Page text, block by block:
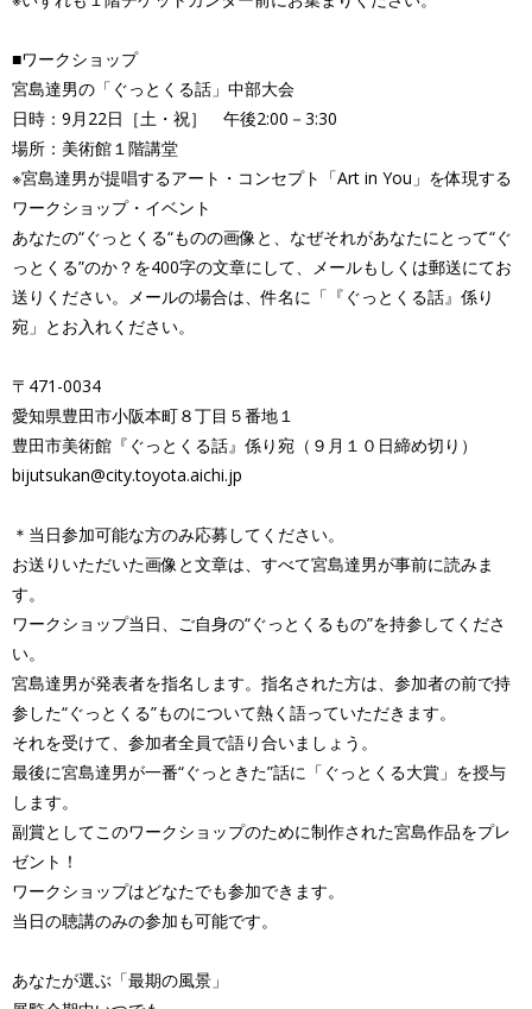
■ワークショップ
宮島達男の「ぐっとくる話」中部大会
日時：9月22日［土・祝］ 午後2:00－3:30
場所：美術館１階講堂
※宮島達男が提唱するアート・コンセプト「Art in You」を体現する
ワークショップ・イベント
あなたの“ぐっとくる“ものの画像と、なぜそれがあなたにとって“ぐ
っとくる”のか？を400字の文章にして、メールもしくは郵送にてお
送りください。メールの場合は、件名に「『ぐっとくる話』係り
宛」とお入れください。
〒471-0034
愛知県豊田市小阪本町８丁目５番地１
豊田市美術館『ぐっとくる話』係り宛（９月１０日締め切り）
bijutsukan@city.toyota.aichi.jp
＊当日参加可能な方のみ応募してください。
お送りいただいた画像と文章は、すべて宮島達男が事前に読みま
す。
ワークショップ当日、ご自身の“ぐっとくるもの”を持参してくださ
い。
宮島達男が発表者を指名します。指名された方は、参加者の前で持
参した“ぐっとくる”ものについて熱く語っていただきます。
それを受けて、参加者全員で語り合いましょう。
最後に宮島達男が一番“ぐっときた”話に「ぐっとくる大賞」を授与
します。
副賞としてこのワークショップのために制作された宮島作品をプレ
ゼント！
ワークショップはどなたでも参加できます。
当日の聴講のみの参加も可能です。
あなたが選ぶ「最期の風景」